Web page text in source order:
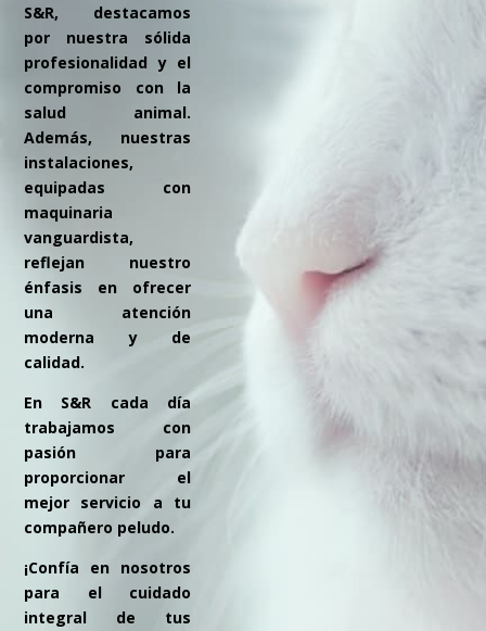
S&R, destacamos
por nuestra sólida
profesionalidad y el
compromiso con la
salud animal.
Además, nuestras
instalaciones,
equipadas con
maquinaria
vanguardista,
reflejan nuestro
énfasis en ofrecer
una atención
moderna y de
calidad.
En S&R cada día
trabajamos con
pasión para
proporcionar el
mejor servicio a tu
compañero peludo.
¡Confía en nosotros
para el cuidado
integral de tus